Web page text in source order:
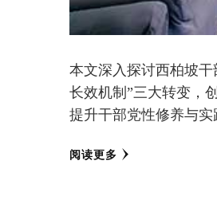
本文深入探讨西柏坡
长效机制”三大转变，
提升干部党性修养与实
阅读更多